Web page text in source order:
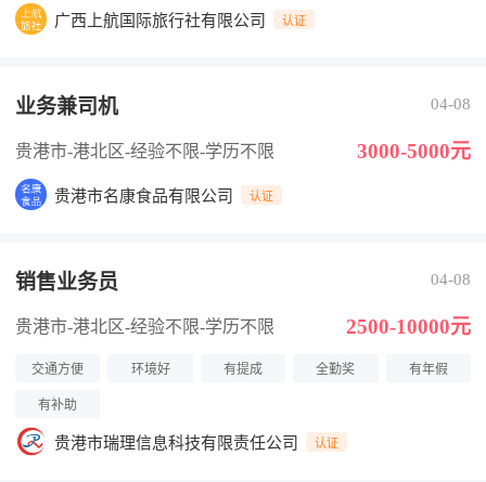
广西上航国际旅行社有限公司 认证
业务兼司机 04-08
贵港市-港北区-经验不限-学历不限 3000-5000元
贵港市名康食品有限公司 认证
销售业务员 04-08
贵港市-港北区-经验不限-学历不限 2500-10000元
交通方便 环境好 有提成 全勤奖 有年假
有补助
贵港市瑞理信息科技有限责任公司 认证